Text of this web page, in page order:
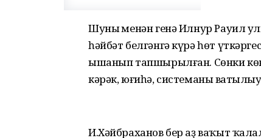
Шуның менән генә Илнур Рауил
һәйбәт белгәнгә күрә һөт
ышанып тапшырылған. Сөнки
кәрәк, юғиһә, системаның
И.Хәйбраханов бер аҙ ваҡыт